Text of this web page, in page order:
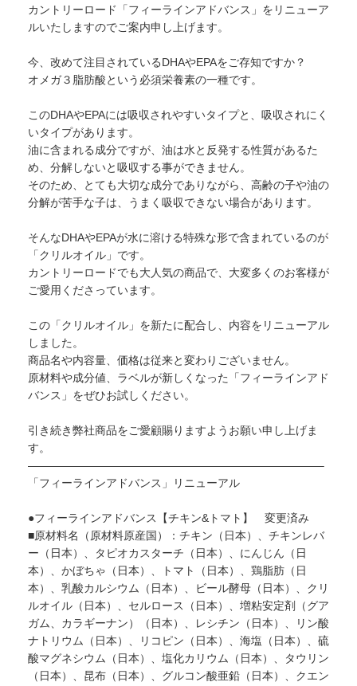
カントリーロード「フィーラインアドバンス」をリニューア
ルいたしますのでご案内申し上げます。
今、改めて注目されているDHAやEPAをご存知ですか？
オメガ３脂肪酸という必須栄養素の一種です。
このDHAやEPAには吸収されやすいタイプと、吸収されにく
いタイプがあります。
油に含まれる成分ですが、油は水と反発する性質があるた
め、分解しないと吸収する事ができません。
そのため、とても大切な成分でありながら、高齢の子や油の
分解が苦手な子は、うまく吸収できない場合があります。
そんなDHAやEPAが水に溶ける特殊な形で含まれているのが
「クリルオイル」です。
カントリーロードでも大人気の商品で、大変多くのお客様が
ご愛用くださっています。
この「クリルオイル」を新たに配合し、内容をリニューアル
しました。
商品名や内容量、価格は従来と変わりございません。
原材料や成分値、ラベルが新しくなった「フィーラインアド
バンス」をぜひお試しください。
引き続き弊社商品をご愛顧賜りますようお願い申し上げま
す。
——————————————————————————–
「フィーラインアドバンス」リニューアル
●フィーラインアドバンス【チキン&トマト】 変更済み
■原材料名（原材料原産国）：チキン（日本）、チキンレバ
ー（日本）、タピオカスターチ（日本）、にんじん（日
本）、かぼちゃ（日本）、トマト（日本）、鶏脂肪（日
本）、乳酸カルシウム（日本）、ビール酵母（日本）、クリ
ルオイル（日本）、セルロース（日本）、増粘安定剤（グア
ガム、カラギーナン）（日本）、レシチン（日本）、リン酸
ナトリウム（日本）、リコピン（日本）、海塩（日本）、硫
酸マグネシウム（日本）、塩化カリウム（日本）、タウリン
（日本）、昆布（日本）、グルコン酸亜鉛（日本）、クエン